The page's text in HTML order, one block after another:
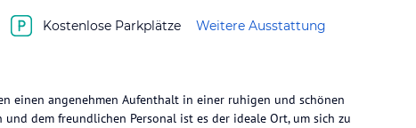
Kostenlose Parkplätze Weitere Ausstattung
einen angenehmen Aufenthalt in einer ruhigen und schönen
dem freundlichen Personal ist es der ideale Ort, um sich zu